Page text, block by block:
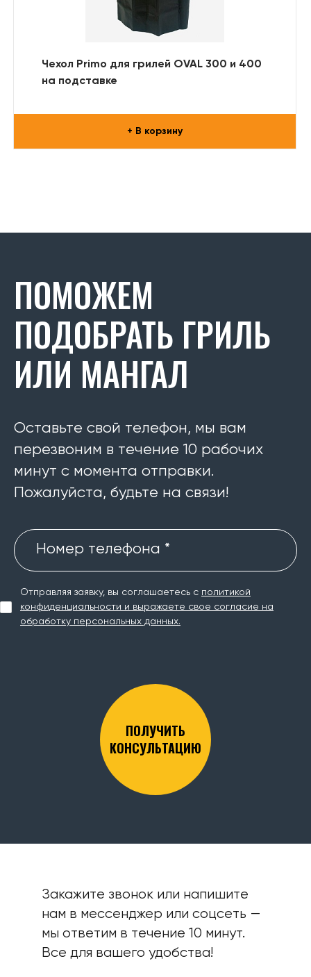
Чехол Primo для грилей OVAL 300 и 400
на подставке
+ В корзину
ПОМОЖЕМ
ПОДОБРАТЬ ГРИЛЬ
ИЛИ МАНГАЛ
Оставьте свой телефон, мы вам
перезвоним в течение 10 рабочих
минут с момента отправки.
Пожалуйста, будьте на связи!
Номер телефона *
Отправляя заявку, вы соглашаетесь с политикой
конфиденциальности и выражаете свое согласие на
обработку персональных данных.
ПОЛУЧИТЬ
КОНСУЛЬТАЦИЮ
Закажите звонок или напишите
нам в мессенджер или соцсеть —
мы ответим в течение 10 минут.
Все для вашего удобства!